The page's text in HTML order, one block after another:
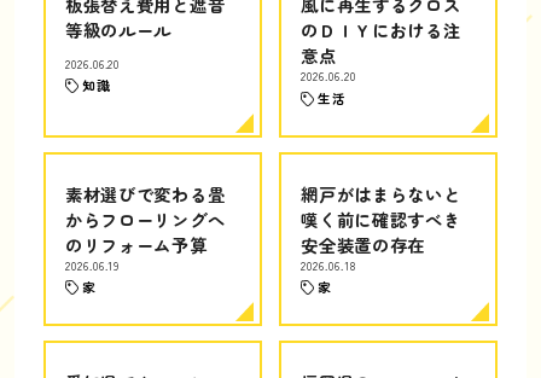
等級のルール
2026.06.20
知識
のＤＩＹにおける注
意点
2026.06.20
生活
素材選びで変わる畳
からフローリングへ
のリフォーム予算
2026.06.19
家
網戸がはまらないと
嘆く前に確認すべき
安全装置の存在
2026.06.18
家